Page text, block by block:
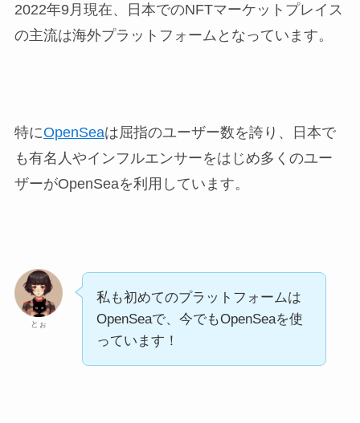
2022年9月現在、日本でのNFTマーケットプレイス
の主流は海外プラットフォームとなっています。
特にOpenSeaは屈指のユーザー数を誇り、日本で
も有名人やインフルエンサーをはじめ多くのユー
ザーがOpenSeaを利用しています。
とぉ
私も初めてのプラットフォームは
OpenSeaで、今でもOpenSeaを使
っています！